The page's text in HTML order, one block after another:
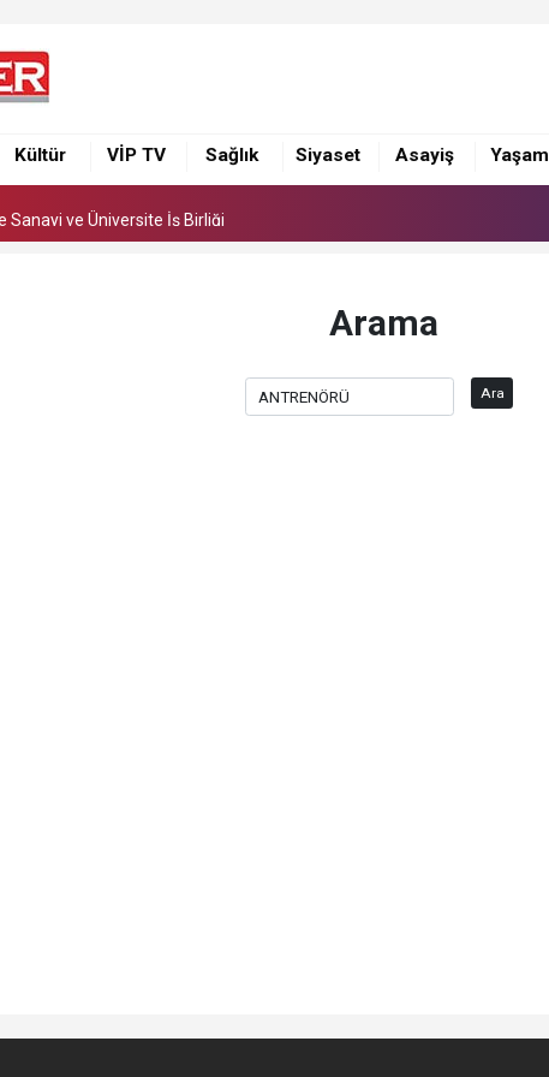
Kültür VİP TV Sağlık Siyaset Asayiş Yaşam
Koza’dan Suna Selen, Macit Koper ve Aydın Sayman’a Emek Ödülü
Koza’dan Suna Selen, Macit Koper ve Aydın Sayman’a Emek Ödülü
Sanayi ve Üniversite İş Birliği
Arama
Ara